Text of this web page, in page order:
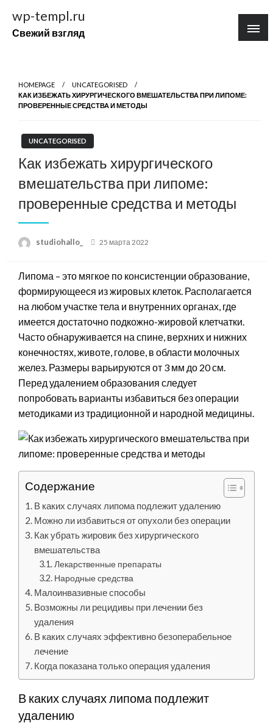
содержимому
wp-templ.ru
Свежий взгляд
HOMEPAGE
UNCATEGORISED
КАК ИЗБЕЖАТЬ ХИРУРГИЧЕСКОГО ВМЕШАТЕЛЬСТВА ПРИ ЛИПОМЕ:
ПРОВЕРЕННЫЕ СРЕДСТВА И МЕТОДЫ
UNCATEGORISED
Как избежать хирургического
вмешательства при липоме:
проверенные средства и методы
studiohallo_
Posted
25 марта 2022
Липома – это мягкое по консистенции образование,
формирующееся из жировых клеток. Располагается
на любом участке тела и внутренних органах, где
имеется достаточно подкожно-жировой клетчатки.
Часто обнаруживается на спине, верхних и нижних
конечностях, животе, голове, в области молочных
желез. Размеры варьируются от 3 мм до 20 см.
Перед удалением образования следует
попробовать варианты избавиться без операции
методиками из традиционной и народной медицины.
Содержание
В каких случаях липома подлежит удалению
Можно ли избавиться от опухоли без операции
Как убрать жировик без хирургического
вмешательства
Лекарственные препараты
Народные средства
Малоинвазивные способы
Возможны ли рецидивы при лечении без
удаления
В каких случаях эффективно безоперабельное
лечение
Когда показана только операция удаления
В каких случаях липома подлежит
удалению